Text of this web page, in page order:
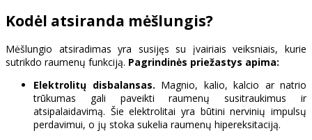
Kodėl atsiranda mėšlungis?
Mėšlungio atsiradimas yra susijęs su įvairiais veiksniais, kurie
sutrikdo raumenų funkciją. Pagrindinės priežastys apima:
Elektrolitų disbalansas. Magnio, kalio, kalcio ar natrio
trūkumas gali paveikti raumenų susitraukimus ir
atsipalaidavimą. Šie elektrolitai yra būtini nervinių impulsų
perdavimui, o jų stoka sukelia raumenų hipereksitaciją.